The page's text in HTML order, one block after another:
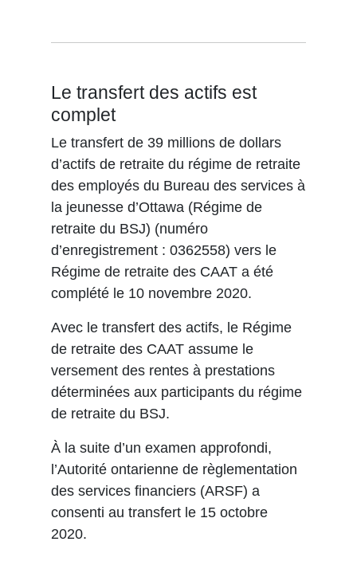
Le transfert des actifs est
complet
Le transfert de 39 millions de dollars
d’actifs de retraite du régime de retraite
des employés du Bureau des services à
la jeunesse d’Ottawa (Régime de
retraite du BSJ) (numéro
d’enregistrement : 0362558) vers le
Régime de retraite des CAAT a été
complété le 10 novembre 2020.
Avec le transfert des actifs, le Régime
de retraite des CAAT assume le
versement des rentes à prestations
déterminées aux participants du régime
de retraite du BSJ.
À la suite d’un examen approfondi,
l’Autorité ontarienne de règlementation
des services financiers (ARSF) a
consenti au transfert le 15 octobre
2020.